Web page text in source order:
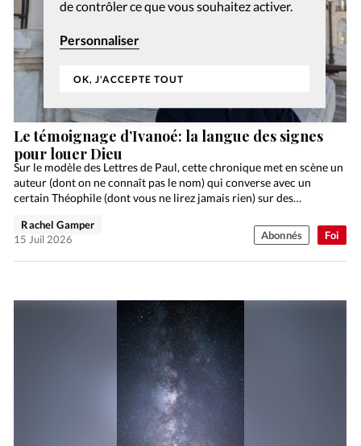
de contrôler ce que vous souhaitez activer.
Personnaliser
OK, J'ACCEPTE TOUT
Foi
Le témoignage d’Ivanoé: la langue des signes
pour louer Dieu
Sur le modèle des Lettres de Paul, cette chronique met en scène un
auteur (dont on ne connaît pas le nom) qui converse avec un
certain Théophile (dont vous ne lirez jamais rien) sur des…
Rachel Gamper
15 Juil 2026
Abonnés